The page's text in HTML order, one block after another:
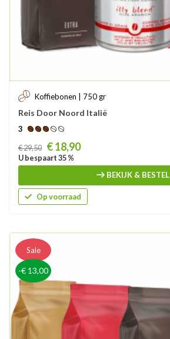
Koffiebonen | 750 gr
Reis Door Noord Italië
3
Prijs
€ 29,50 € 18,90
U bespaart 35 %
BEKIJK & BESTEL
Op voorraad
Sale
-€ 13,00